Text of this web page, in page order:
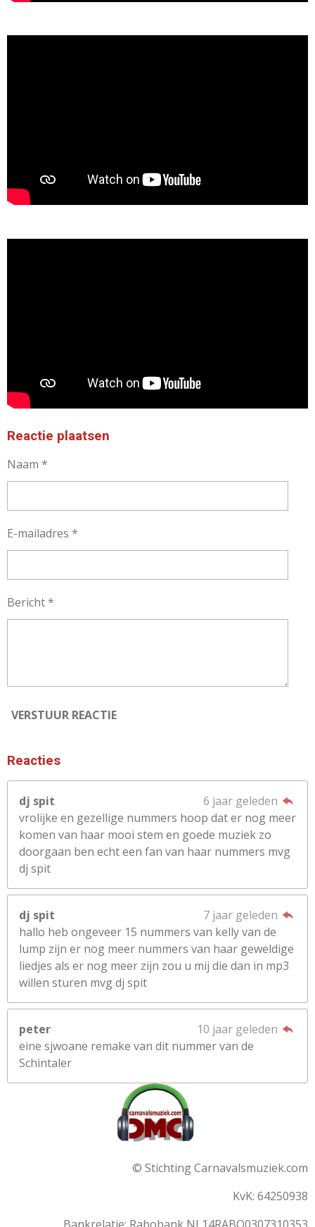
Reactie plaatsen
Naam *
E-mailadres *
Bericht *
VERSTUUR REACTIE
Reacties
dj spit
6 jaar geleden
vrolijke en gezellige nummers hoop dat er nog meer
komen van haar mooi stem en goede muziek zo
doorgaan ben echt een fan van haar nummers mvg
dj spit
dj spit
7 jaar geleden
hallo heb ongeveer 15 nummers van kelly van de
lump zijn er nog meer nummers van haar geweldige
liedjes als er nog meer zijn zou u mij die dan in mp3
willen sturen mvg dj spit
peter
10 jaar geleden
eine sjwoane remake van dit nummer van de
Schintaler
© Stichting Carnavalsmuziek.com
KvK: 64250938
Bankrelatie: Rabobank NL14RABO0307310353